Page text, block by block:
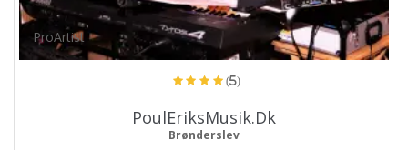
ProArtist
(5)
PoulEriksMusik.Dk
Brønderslev